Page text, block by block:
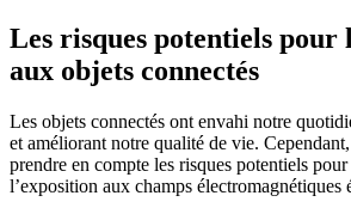
Les risques potentiels pour
aux objets connectés
Les objets connectés ont envahi notre
et améliorant notre qualité de vie.
prendre en compte les risques potentiels pour
l’exposition aux champs électromagnétiques